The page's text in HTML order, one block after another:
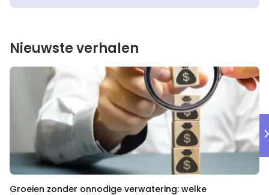
Nieuwste verhalen
Groeien zonder onnodige verwatering: welke